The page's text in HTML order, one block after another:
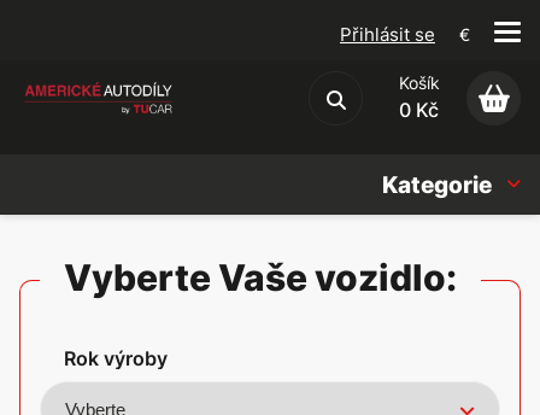
Obchodní podmínky
Přihlásit se €
Košík
0 Kč
Kategorie
Vyberte Vaše vozidlo:
Rok výroby